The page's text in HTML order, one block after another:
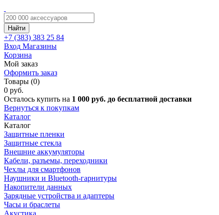
Найти
+7 (383) 383 25 84
Вход Магазины
Корзина
Мой заказ
Оформить заказ
Товары (0)
0 руб.
Осталось купить на 1 000 руб. до бесплатной доставки
Вернуться к покупкам
Каталог
Каталог
Защитные пленки
Защитные стекла
Внешние аккумуляторы
Кабели, разъемы, переходники
Чехлы для смартфонов
Наушники и Bluetooth-гарнитуры
Накопители данных
Зарядные устройства и адаптеры
Часы и браслеты
Акустика